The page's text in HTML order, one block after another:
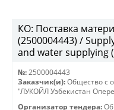
КО: Поставка
(2500004443) /
and water supplying
№: 2500004443
Заказчик(и): Общество с
"ЛУКОЙЛ Узбекистан
Организатор тендера: